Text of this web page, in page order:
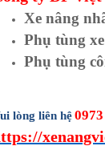
Xe nâng
Phụ tùng
Phụ tùng
lòng liên hệ